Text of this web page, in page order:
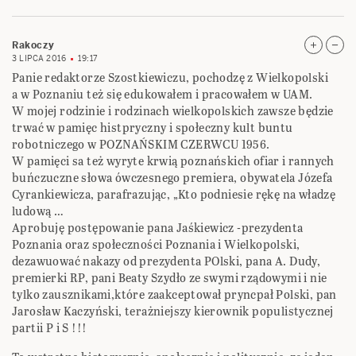
Rakoczy
3 LIPCA 2016 19:17
Panie redaktorze Szostkiewiczu, pochodzę z Wielkopolski
a w Poznaniu też się edukowałem i pracowałem w UAM.
W mojej rodzinie i rodzinach wielkopolskich zawsze będzie
trwać w pamięc histpryczny i społeczny kult buntu
robotniczego w POZNAŃSKIM CZERWCU 1956.
W pamięci sa też wyryte krwią poznańskich ofiar i rannych
buńczuczne słowa ówczesnego premiera, obywatela Józefa
Cyrankiewicza, parafrazując, „Kto podniesie rękę na władzę
ludową …
Aprobuję postępowanie pana Jaśkiewicz -prezydenta
Poznania oraz społeczności Poznania i Wielkopolski,
dezawuować nakazy od prezydenta POlski, pana A. Dudy,
premierki RP, pani Beaty Szydło ze swymi rządowymi i nie
tylko zausznikami,które zaakceptował pryncpał Polski, pan
Jarosław Kaczyński, terażniejszy kierownik populistycznej
partii P i S !!!